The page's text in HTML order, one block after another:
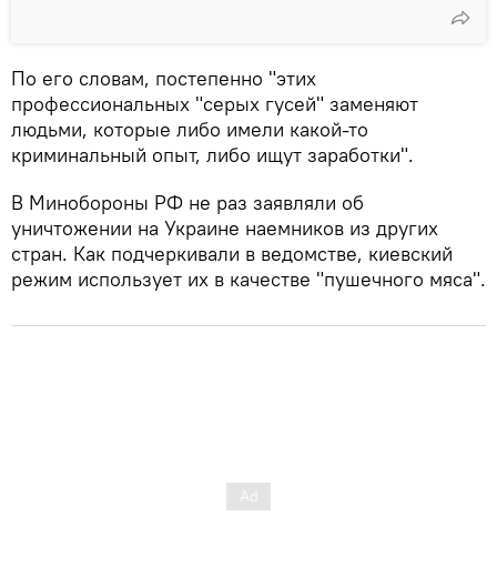
По его словам, постепенно "этих
профессиональных "серых гусей" заменяют
людьми, которые либо имели какой-то
криминальный опыт, либо ищут заработки".
В Минобороны РФ не раз заявляли об
уничтожении на Украине наемников из других
стран. Как подчеркивали в ведомстве, киевский
режим использует их в качестве "пушечного мяса".